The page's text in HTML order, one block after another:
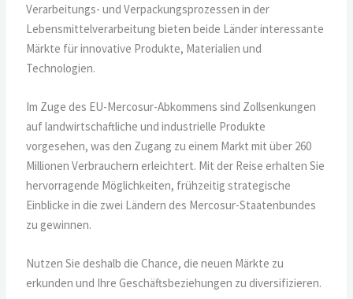
Verarbeitungs- und Verpackungsprozessen in der
Lebensmittelverarbeitung bieten beide Länder interessante
Märkte für innovative Produkte, Materialien und
Technologien.
Im Zuge des EU-Mercosur-Abkommens sind Zollsenkungen
auf landwirtschaftliche und industrielle Produkte
vorgesehen, was den Zugang zu einem Markt mit über 260
Millionen Verbrauchern erleichtert. Mit der Reise erhalten Sie
hervorragende Möglichkeiten, frühzeitig strategische
Einblicke in die zwei Ländern des Mercosur-Staatenbundes
zu gewinnen.
Nutzen Sie deshalb die Chance, die neuen Märkte zu
erkunden und Ihre Geschäftsbeziehungen zu diversifizieren.